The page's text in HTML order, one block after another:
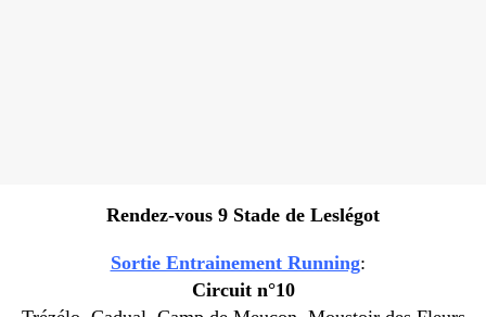
Rendez-vous 9 Stade de Leslégot
Sortie Entrainement Running:
Circuit n°10